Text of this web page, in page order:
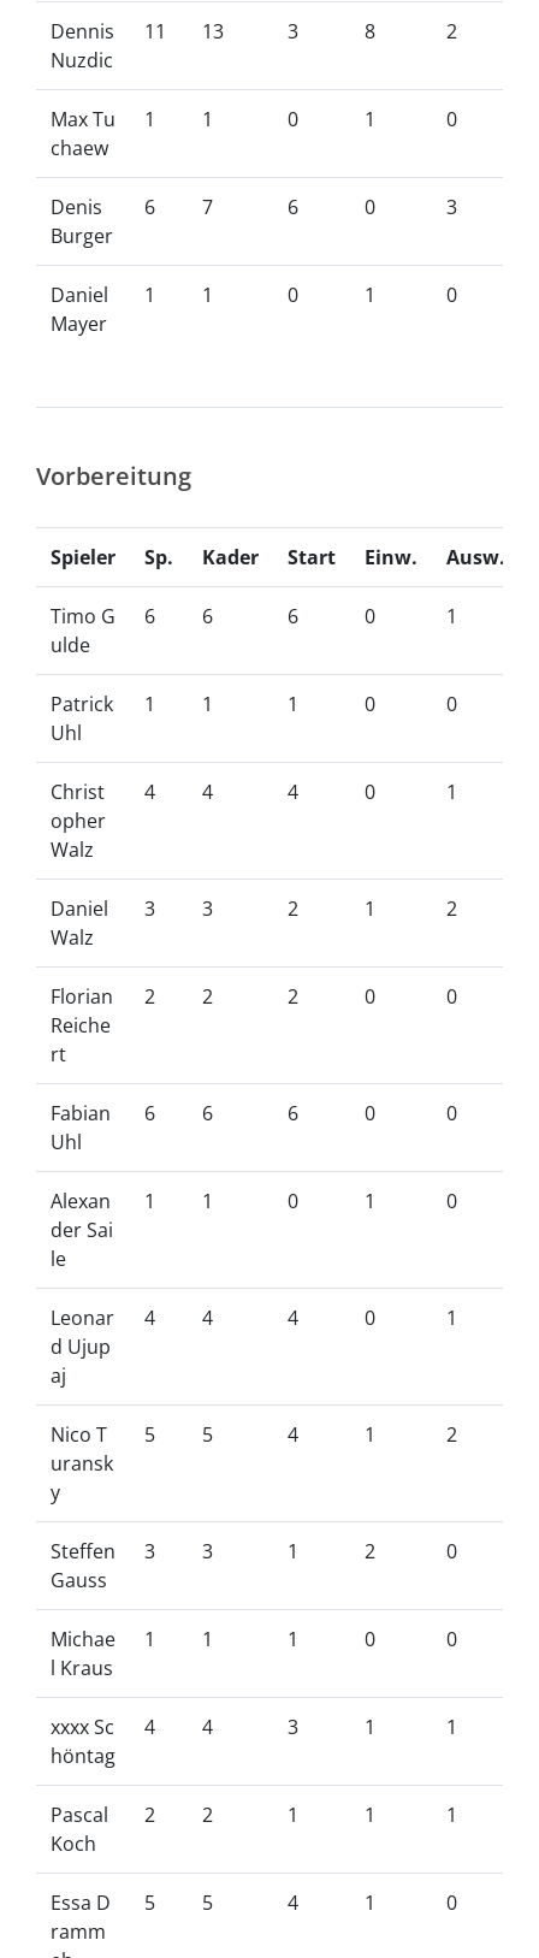
Dennis
Nuzdic
11 13 3 8 2
Max Tu
chaew
1 1 0 1 0
Denis
Burger
6 7 6 0 3
Daniel
Mayer
1 1 0 1 0
Vorbereitung
Spieler Sp. Kader Start Einw. Ausw.
Timo G
ulde
6 6 6 0 1
Patrick
Uhl
1 1 1 0 0
Christ
opher
Walz
4 4 4 0 1
Daniel
Walz
3 3 2 1 2
Florian
Reiche
rt
2 2 2 0 0
Fabian
Uhl
6 6 6 0 0
Alexan
der Sai
le
1 1 0 1 0
Leonar
d Ujup
aj
4 4 4 0 1
Nico T
uransk
y
5 5 4 1 2
Steffen
Gauss
3 3 1 2 0
Michae
l Kraus
1 1 1 0 0
xxxx Sc
höntag
4 4 3 1 1
Pascal
Koch
2 2 1 1 1
Essa D
ramm
5 5 4 1 0